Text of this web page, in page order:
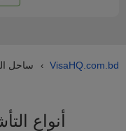
VisaHQ.com.bd
› ساحل
أنواع